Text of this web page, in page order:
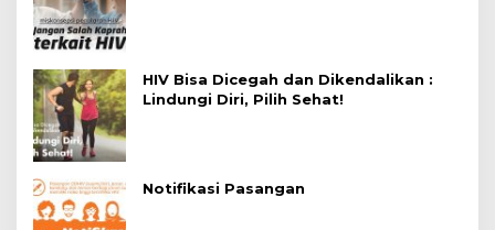
HIV Bisa Dicegah dan Dikendalikan :
Lindungi Diri, Pilih Sehat!
Notifikasi Pasangan